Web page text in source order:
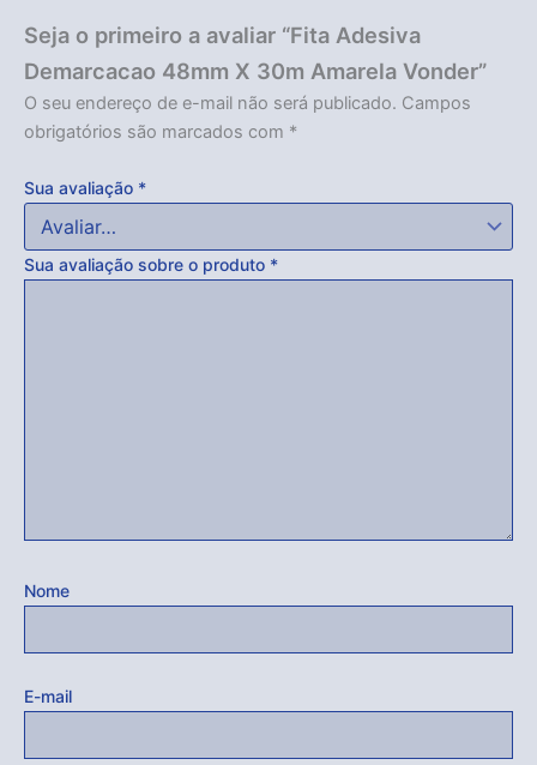
Seja o primeiro a avaliar “Fita Adesiva
Demarcacao 48mm X 30m Amarela Vonder”
O seu endereço de e-mail não será publicado. Campos
obrigatórios são marcados com *
Sua avaliação *
Sua avaliação sobre o produto *
Nome
E-mail